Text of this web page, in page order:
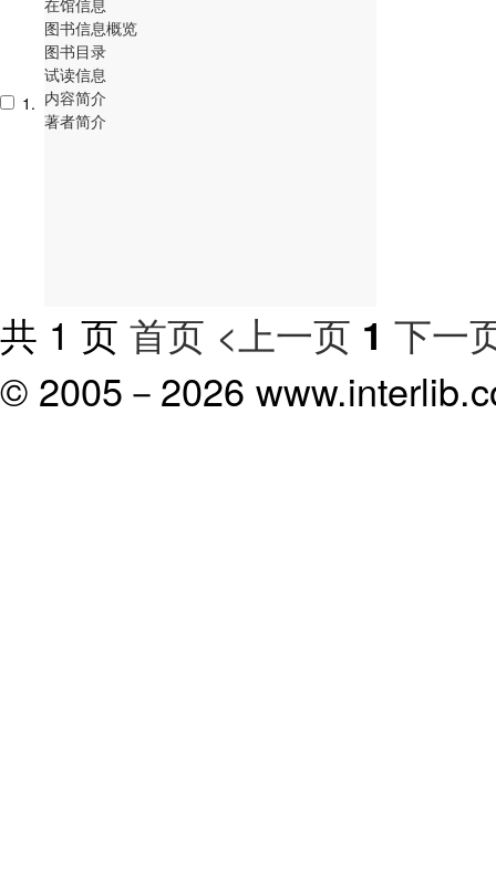
1.
在馆信息
图书信息概览
图书目录
试读信息
内容简介
著者简介
共 1 页 首页 <上一页 1 下一
© 2005－ 2026